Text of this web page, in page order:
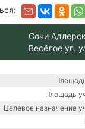
Сочи
Весёлое ул.
Площадь
Целевое назначение